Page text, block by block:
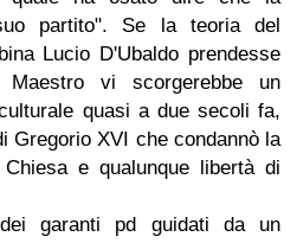
partito". Se la teoria del
Lucio D'Ubaldo prendesse
vi scorgerebbe un
quasi a due secoli fa,
Gregorio XVI che condannò la
e qualunque libertà di
garanti pd guidati da un